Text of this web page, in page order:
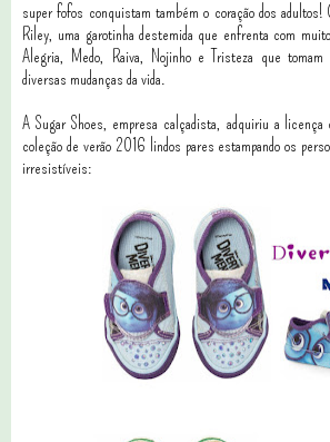
super fofos conquistam também o coração dos
Riley, uma garotinha destemida que enfrenta com
Alegria, Medo, Raiva, Nojinho e Tristeza que
diversas mudanças da vida.
A Sugar Shoes, empresa calçadista, adquiriu a
coleção de verão 2016 lindos pares estampando os
irresistíveis: